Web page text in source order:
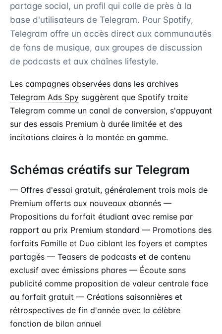
partage social, un profil qui colle de près à la
base d'utilisateurs de Telegram. Pour Spotify,
Telegram offre un accès direct aux communautés
de fans de musique, aux groupes de discussion
de podcasts et aux chaînes lifestyle.
Les campagnes observées dans les archives
Telegram Ads Spy suggèrent que Spotify traite
Telegram comme un canal de conversion, s'appuyant
sur des essais Premium à durée limitée et des
incitations claires à la montée en gamme.
Schémas créatifs sur Telegram
— Offres d'essai gratuit, généralement trois mois de
Premium offerts aux nouveaux abonnés —
Propositions du forfait étudiant avec remise par
rapport au prix Premium standard — Promotions des
forfaits Famille et Duo ciblant les foyers et comptes
partagés — Teasers de podcasts et de contenu
exclusif avec émissions phares — Écoute sans
publicité comme proposition de valeur centrale face
au forfait gratuit — Créations saisonnières et
rétrospectives de fin d'année avec la célèbre
fonction de bilan annuel